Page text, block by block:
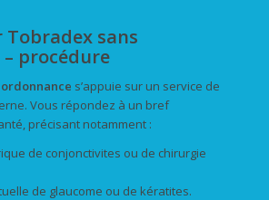
Tobradex sans
procédure
ordonnance s’appuie sur un service de
Vous répondez à un bref
précisant notamment :
de conjonctivites ou de chirurgie
de glaucome ou de kératites.